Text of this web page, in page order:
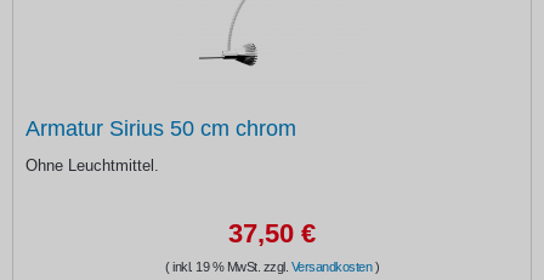
Armatur Sirius 50 cm chrom
Ohne Leuchtmittel.
37,50 €
( inkl. 19 % MwSt. zzgl. Versandkosten)